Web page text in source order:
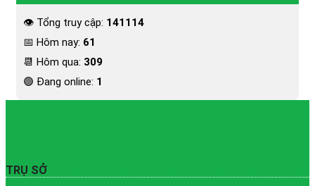
👁 Tổng truy cập: 141114
📅 Hôm nay: 61
📆 Hôm qua: 309
🟢 Đang online: 1
TRỤ SỞ